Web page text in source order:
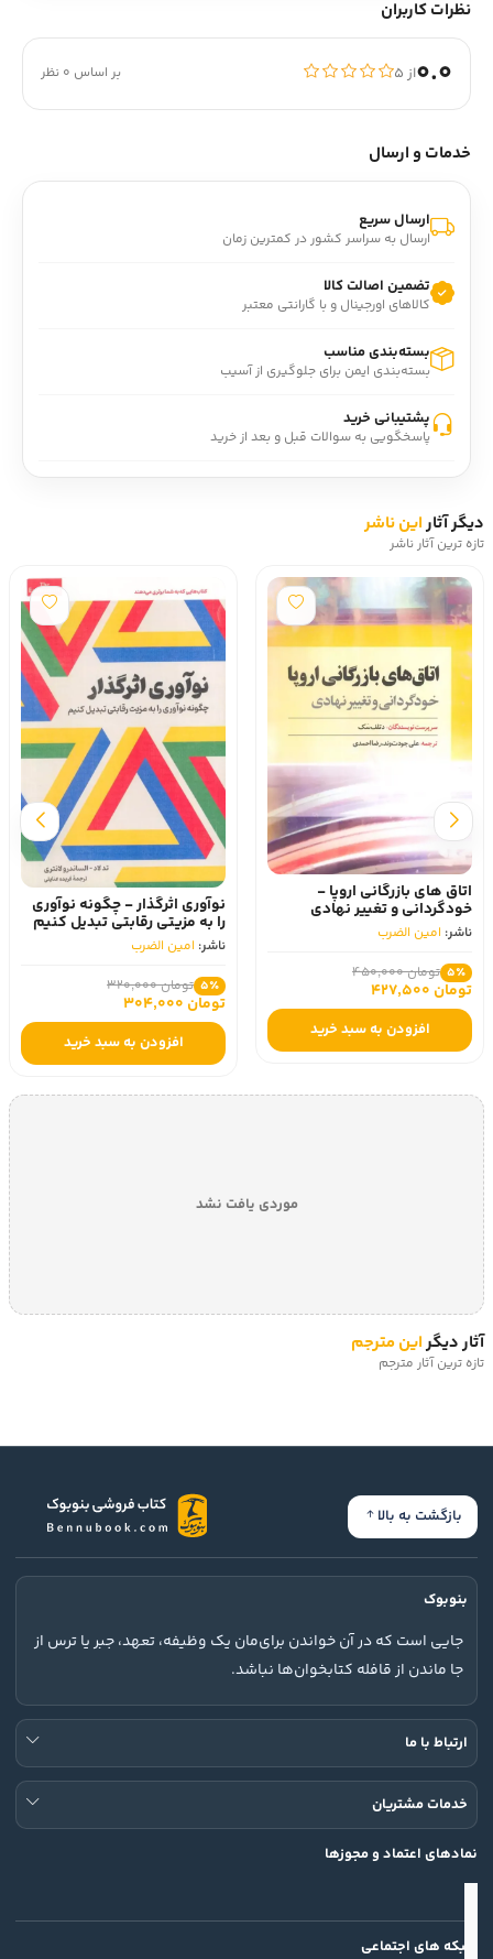
نظرات کاربران
0.0از ۵ بر اساس 0 نظر
خدمات و ارسال
ارسال سریع
ارسال به سراسر کشور در کمترین زمان
تضمین اصالت کالا
کالاهای اورجینال و با گارانتی معتبر
بسته‌بندی مناسب
بسته‌بندی ایمن برای جلوگیری از آسیب
پشتیبانی خرید
پاسخگویی به سوالات قبل و بعد از خرید
دیگر آثاراین ناشر
تازه ترین آثار ناشر
اتاق های بازرگانی اروپا -
خودگردانی و تغییر نهادی
ناشر: امین الضرب
5٪ تومان 450,000
تومان 427,500
افزودن به سبد خرید
نوآوری اثرگذار - چگونه نوآوری
را به مزیتی رقابتی تبدیل کنیم
ناشر: امین الضرب
5٪ تومان 320,000
تومان 304,000
افزودن به سبد خرید
موردی یافت نشد
آثار دیگراین مترجم
تازه ترین آثار مترجم
بازگشت به بالا
بنوبوک
جایی است که در آن خواندن برای‌مان یک وظیفه، تعهد، جبر یا ترس از
جا ماندن از قافله کتابخوان‌ها نباشد.
ارتباط با ما
خدمات مشتریان
نمادهای اعتماد و مجوزها
شبکه های اجتماعی